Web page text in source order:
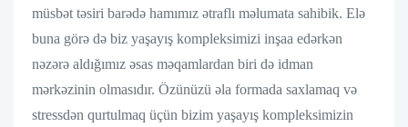
müsbət təsiri barədə hamımız ətraflı məlumata sahibik. Elə
buna görə də biz yaşayış kompleksimizi inşaa edərkən
nəzərə aldığımız əsas məqamlardan biri də idman
mərkəzinin olmasıdır. Özünüzü əla formada saxlamaq və
stressdən qurtulmaq üçün bizim yaşayış kompleksimizin